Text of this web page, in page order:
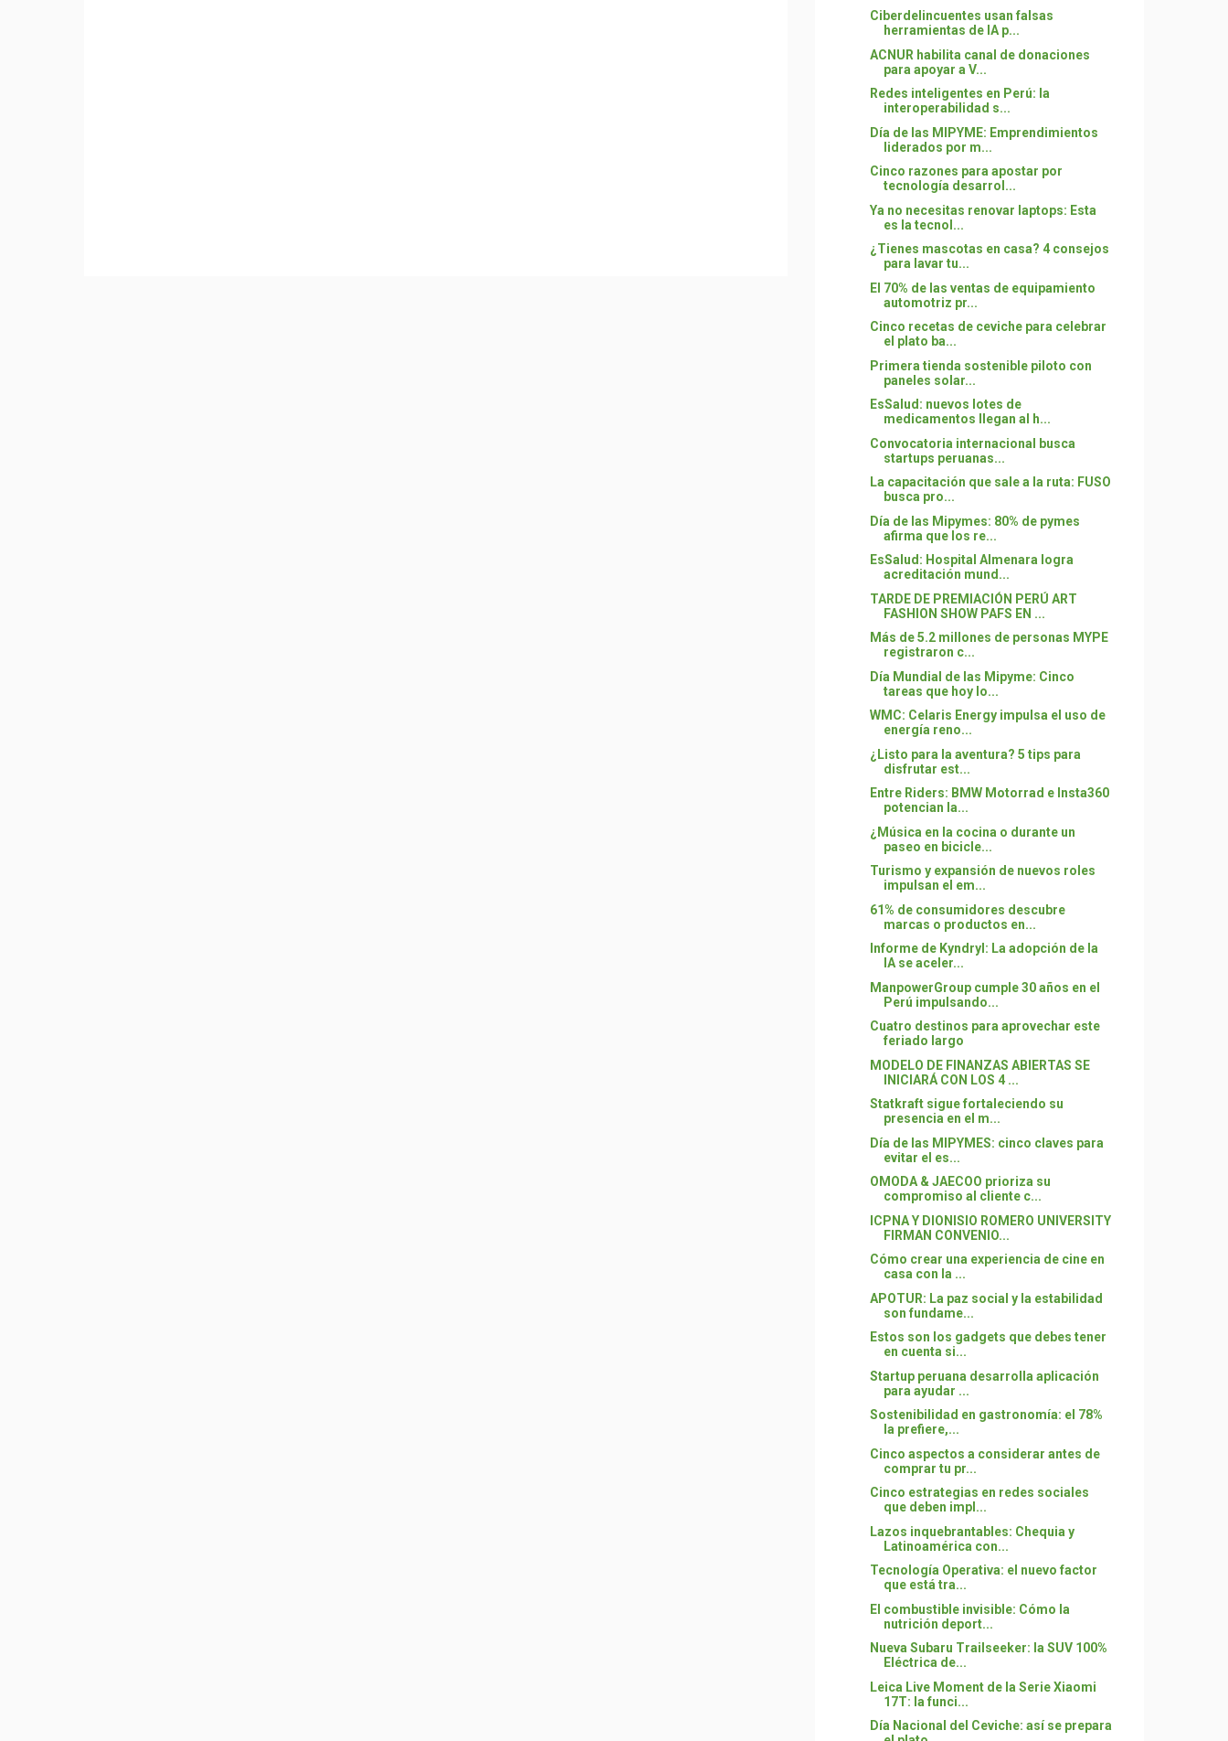
Ciberdelincuentes usan falsas
herramientas de IA p...
ACNUR habilita canal de donaciones
para apoyar a V...
Redes inteligentes en Perú: la
interoperabilidad s...
Día de las MIPYME: Emprendimientos
liderados por m...
Cinco razones para apostar por
tecnología desarrol...
Ya no necesitas renovar laptops: Esta
es la tecnol...
¿Tienes mascotas en casa? 4 consejos
para lavar tu...
El 70% de las ventas de equipamiento
automotriz pr...
Cinco recetas de ceviche para celebrar
el plato ba...
Primera tienda sostenible piloto con
paneles solar...
EsSalud: nuevos lotes de
medicamentos llegan al h...
Convocatoria internacional busca
startups peruanas...
La capacitación que sale a la ruta: FUSO
busca pro...
Día de las Mipymes: 80% de pymes
afirma que los re...
EsSalud: Hospital Almenara logra
acreditación mund...
TARDE DE PREMIACIÓN PERÚ ART
FASHION SHOW PAFS EN ...
Más de 5.2 millones de personas MYPE
registraron c...
Día Mundial de las Mipyme: Cinco
tareas que hoy lo...
WMC: Celaris Energy impulsa el uso de
energía reno...
¿Listo para la aventura? 5 tips para
disfrutar est...
Entre Riders: BMW Motorrad e Insta360
potencian la...
¿Música en la cocina o durante un
paseo en bicicle...
Turismo y expansión de nuevos roles
impulsan el em...
61% de consumidores descubre
marcas o productos en...
Informe de Kyndryl: La adopción de la
IA se aceler...
ManpowerGroup cumple 30 años en el
Perú impulsando...
Cuatro destinos para aprovechar este
feriado largo
MODELO DE FINANZAS ABIERTAS SE
INICIARÁ CON LOS 4 ...
Statkraft sigue fortaleciendo su
presencia en el m...
Día de las MIPYMES: cinco claves para
evitar el es...
OMODA & JAECOO prioriza su
compromiso al cliente c...
ICPNA Y DIONISIO ROMERO UNIVERSITY
FIRMAN CONVENIO...
Cómo crear una experiencia de cine en
casa con la ...
APOTUR: La paz social y la estabilidad
son fundame...
Estos son los gadgets que debes tener
en cuenta si...
Startup peruana desarrolla aplicación
para ayudar ...
Sostenibilidad en gastronomía: el 78%
la prefiere,...
Cinco aspectos a considerar antes de
comprar tu pr...
Cinco estrategias en redes sociales
que deben impl...
Lazos inquebrantables: Chequia y
Latinoamérica con...
Tecnología Operativa: el nuevo factor
que está tra...
El combustible invisible: Cómo la
nutrición deport...
Nueva Subaru Trailseeker: la SUV 100%
Eléctrica de...
Leica Live Moment de la Serie Xiaomi
17T: la funci...
Día Nacional del Ceviche: así se prepara